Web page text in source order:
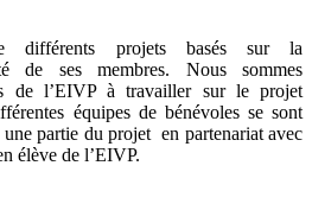
différents projets basés sur la
de ses membres. Nous sommes
de l’EIVP à travailler sur le projet
équipes de bénévoles se sont
une partie du projet en partenariat avec
élève de l’EIVP.